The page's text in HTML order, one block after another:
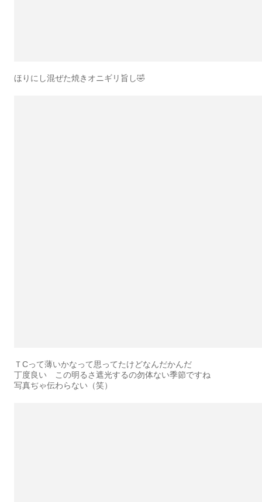
ほりにし混ぜた焼きオニギリ旨し🤣
ＴCって薄いかなって思ってたけどなんだかんだ
丁度良い この明るさ遮光するの勿体ない季節ですね
写真ぢゃ伝わらない（笑）